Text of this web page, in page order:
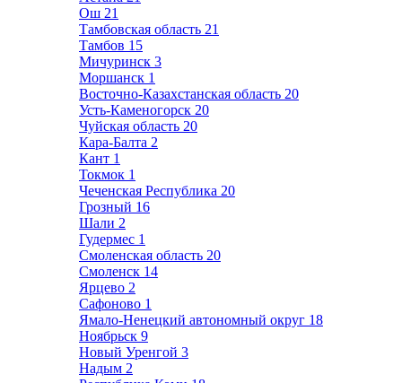
Ош 21
Тамбовская область 21
Тамбов 15
Мичуринск 3
Моршанск 1
Восточно-Казахстанская область 20
Усть-Каменогорск 20
Чуйская область 20
Кара-Балта 2
Кант 1
Токмок 1
Чеченская Республика 20
Грозный 16
Шали 2
Гудермес 1
Смоленская область 20
Смоленск 14
Ярцево 2
Сафоново 1
Ямало-Ненецкий автономный округ 18
Ноябрьск 9
Новый Уренгой 3
Надым 2